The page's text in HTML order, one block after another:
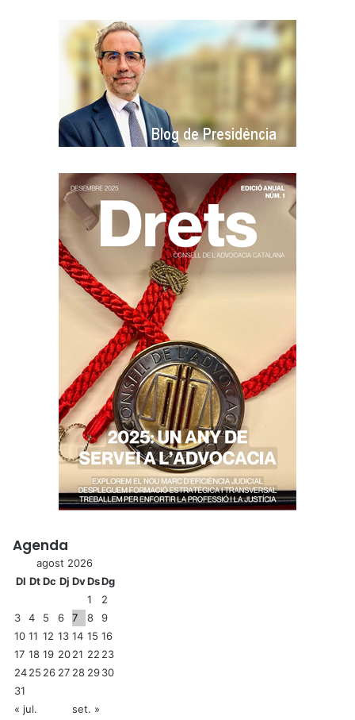
Agenda
agost 2026
Dl DtDc Dj DvDsDg
1
2
3
4 5 6 7 8
9
10 11 12 13 14 15 16
17 18 19 2021 22 23
2425 26 27 28 2930
31
« jul.
set. »